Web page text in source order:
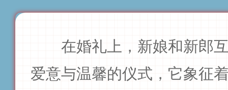
在婚礼上，新娘和新郎
爱意与温馨的仪式，它象征